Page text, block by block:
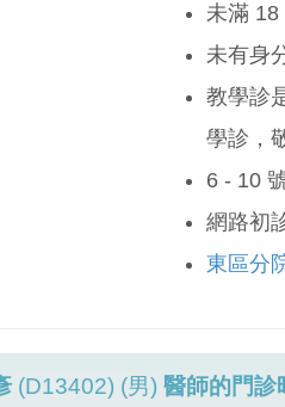
未滿 18
未有身
教學診
學診，
6 - 10
網路初
東區分